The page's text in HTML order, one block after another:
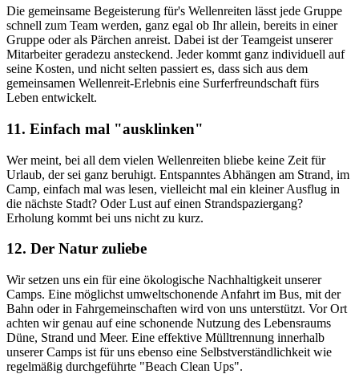
Die gemeinsame Begeisterung für's Wellenreiten lässt jede Gruppe
schnell zum Team werden, ganz egal ob Ihr allein, bereits in einer
Gruppe oder als Pärchen anreist. Dabei ist der Teamgeist unserer
Mitarbeiter geradezu ansteckend. Jeder kommt ganz individuell auf
seine Kosten, und nicht selten passiert es, dass sich aus dem
gemeinsamen Wellenreit-Erlebnis eine Surferfreundschaft fürs
Leben entwickelt.
11. Einfach mal "ausklinken"
Wer meint, bei all dem vielen Wellenreiten bliebe keine Zeit für
Urlaub, der sei ganz beruhigt. Entspanntes Abhängen am Strand, im
Camp, einfach mal was lesen, vielleicht mal ein kleiner Ausflug in
die nächste Stadt? Oder Lust auf einen Strandspaziergang?
Erholung kommt bei uns nicht zu kurz.
12. Der Natur zuliebe
Wir setzen uns ein für eine ökologische Nachhaltigkeit unserer
Camps. Eine möglichst umweltschonende Anfahrt im Bus, mit der
Bahn oder in Fahrgemeinschaften wird von uns unterstützt. Vor Ort
achten wir genau auf eine schonende Nutzung des Lebensraums
Düne, Strand und Meer. Eine effektive Mülltrennung innerhalb
unserer Camps ist für uns ebenso eine Selbstverständlichkeit wie
regelmäßig durchgeführte "Beach Clean Ups".